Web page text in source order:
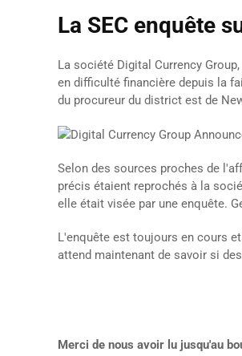
La SEC enquête
La société Digital Currency
en difficulté financière depuis la
du procureur du district est de
Selon des sources proches de
précis étaient reprochés à la
elle était visée par une enquête.
L'enquête est toujours en cours
attend maintenant de savoir si
Merci de nous avoir lu jusqu'au